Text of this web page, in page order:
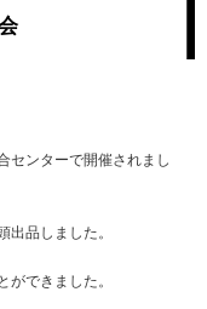
センターで開催されまし
品しました。
できました。